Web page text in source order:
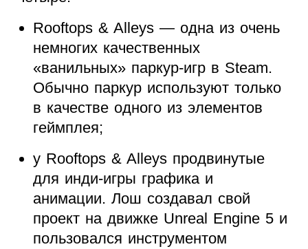
Rooftops & Alleys — одна из очень
немногих качественных
«ванильных» паркур-игр в Steam.
Обычно паркур используют только
в качестве одного из элементов
геймплея;
у Rooftops & Alleys продвинутые
для инди-игры графика и
анимации. Лош создавал свой
проект на движке Unreal Engine 5 и
пользовался инструментом